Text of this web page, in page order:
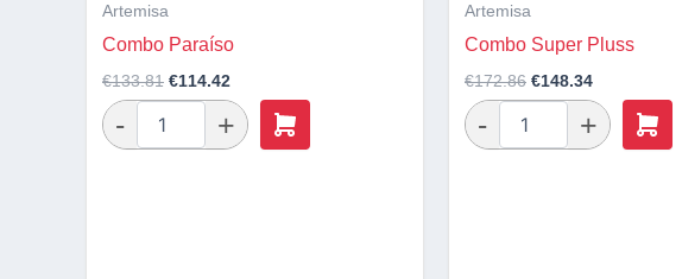
Artemisa
Combo Paraíso
€133.81
€133.81.
€114.42
Artemisa
Combo Super Pluss
€172.86
€172.86.
€148.34